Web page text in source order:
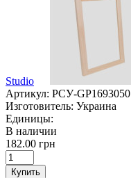
Studio
Артикул: РСУ-GP1693050
Изготовитель: Украина
Единицы:
В наличии
182.00 грн
Купить